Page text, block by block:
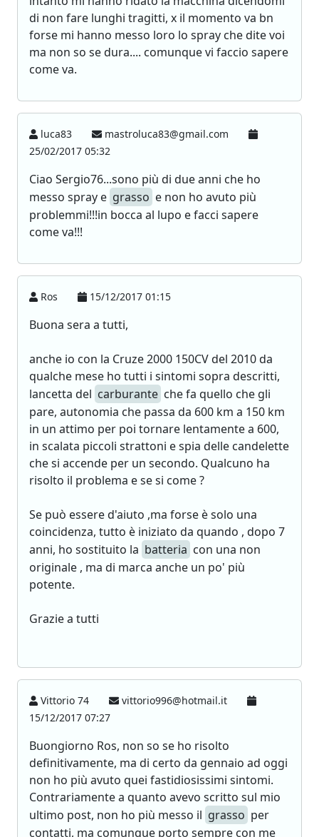
di non fare lunghi tragitti, x il momento va bn
forse mi hanno messo loro lo spray che dite voi
ma non so se dura.... comunque vi faccio sapere
come va.
luca83
mastroluca83@gmail.com
25/02/2017 05:32
Ciao Sergio76...sono più di due anni che ho
messo spray e grasso e non ho avuto più
problemmi!!!in bocca al lupo e facci sapere
come va!!!
Ros 15/12/2017 01:15
Buona sera a tutti,
anche io con la Cruze 2000 150CV del 2010 da
qualche mese ho tutti i sintomi sopra descritti,
lancetta del carburante che fa quello che gli
pare, autonomia che passa da 600 km a 150 km
in un attimo per poi tornare lentamente a 600,
in scalata piccoli strattoni e spia delle candelette
che si accende per un secondo. Qualcuno ha
risolto il problema e se si come ?
Se può essere d'aiuto ,ma forse è solo una
coincidenza, tutto è iniziato da quando , dopo 7
anni, ho sostituito la batteria con una non
originale , ma di marca anche un po' più
potente.
Grazie a tutti
Vittorio 74
vittorio996@hotmail.it
15/12/2017 07:27
Buongiorno Ros, non so se ho risolto
definitivamente, ma di certo da gennaio ad oggi
non ho più avuto quei fastidiosissimi sintomi.
Contrariamente a quanto avevo scritto sul mio
ultimo post, non ho più messo il grasso per
contatti, ma comunque porto sempre con me